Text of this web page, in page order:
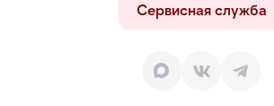
Сервисная служба